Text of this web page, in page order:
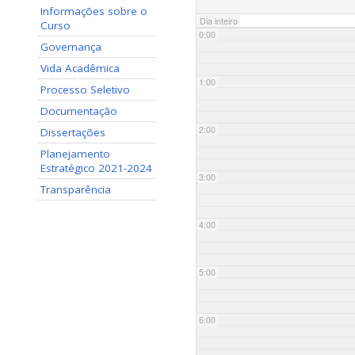
Informações sobre o
Curso
Governança
Vida Acadêmica
Processo Seletivo
Documentação
Dissertações
Planejamento
Estratégico 2021-2024
Transparência
Dia inteiro
0:00
1:00
2:00
3:00
4:00
5:00
6:00